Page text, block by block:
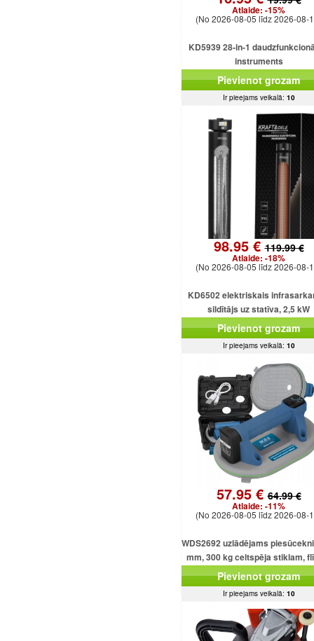
Atlaide: -15%
(No 2026-08-05 līdz 2026-08-
KD5939 28-in-1
instruments
Pievienot grozam
Ir pieejams veikalā: 10
98.95 €119.99 €
Atlaide: -18%
(No 2026-08-05 līdz 2026-08-
KD6502 elektriskais
sildītājs uz statīva, 2,5 kW
Pievienot grozam
Ir pieejams veikalā: 10
57.95 €64.99 €
Atlaide: -11%
(No 2026-08-05 līdz 2026-08-
WDS2692 uzlādējams
mm, 300 kg celtspēja stiklam,
un loksnēm
Pievienot grozam
Ir pieejams veikalā: 10